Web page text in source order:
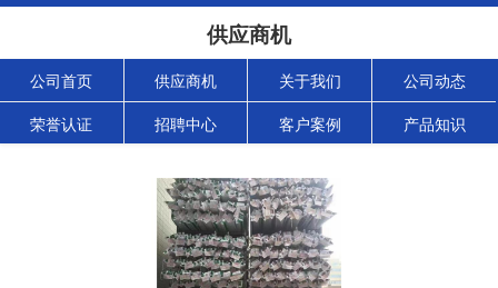
供应商机
公司首页 供应商机 关于我们 公司动态
荣誉认证 招聘中心 客户案例 产品知识